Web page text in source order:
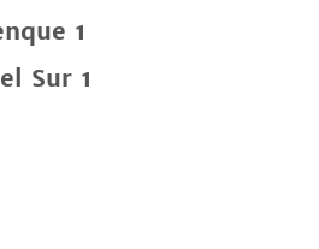
1
Sur 1